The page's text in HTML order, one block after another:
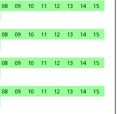
08 09 10 11 12 13 14
15
08 09 10 11 12 13 14
15
08 09 10 11 12 13 14
15
08 09 10 11 12 13 14
15